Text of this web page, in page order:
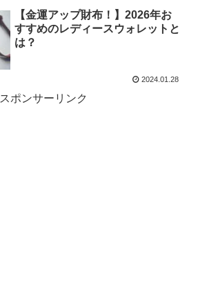
【金運アップ財布！】2026年お
すすめのレディースウォレットと
は？
2024.01.28
スポンサーリンク